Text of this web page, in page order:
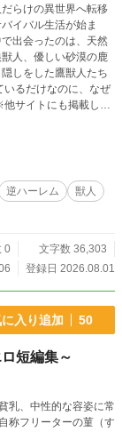
らけの異世界へ転移
イバル生活が始ま
出会ったのは、天然
人、優しい砂漠の鹿
しをした鷹獣人たち
るだけなのに、なぜ
サイトにも掲載して
の獣人を夫に迎え、
様に描いていただき
描写、脇役同士のカ
意ください。
逆ハーレム
獣人
0
文字数 36,303
登録日 2026.08.01
入り追加 50
短編集～
乳、中性的な容姿に常
称フリーターの菫（す